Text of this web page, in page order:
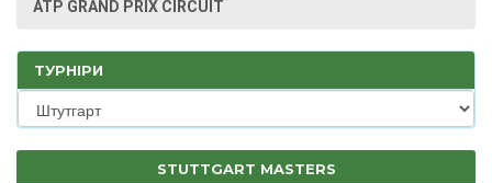
ATP GRAND PRIX CIRCUIT
ТУРНІРИ
STUTTGART MASTERS